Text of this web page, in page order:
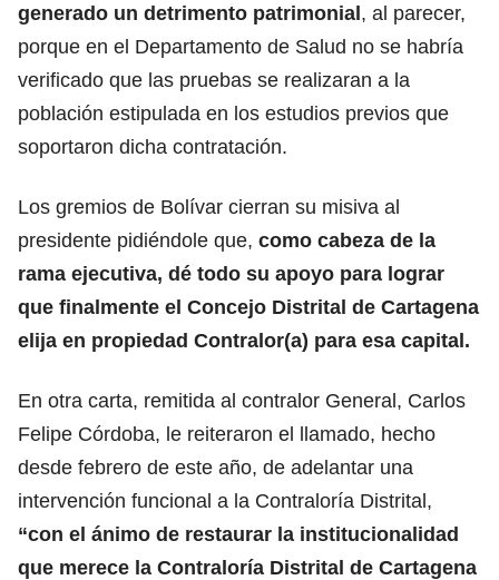
generado un detrimento patrimonial, al parecer,
porque en el Departamento de Salud no se habría
verificado que las pruebas se realizaran a la
población estipulada en los estudios previos que
soportaron dicha contratación.
Los gremios de Bolívar cierran su misiva al
presidente pidiéndole que, como cabeza de la
rama ejecutiva, dé todo su apoyo para lograr
que finalmente el Concejo Distrital de Cartagena
elija en propiedad Contralor(a) para esa capital.
En otra carta, remitida al contralor General, Carlos
Felipe Córdoba, le reiteraron el llamado, hecho
desde febrero de este año, de adelantar una
intervención funcional a la Contraloría Distrital,
“con el ánimo de restaurar la institucionalidad
que merece la Contraloría Distrital de Cartagena